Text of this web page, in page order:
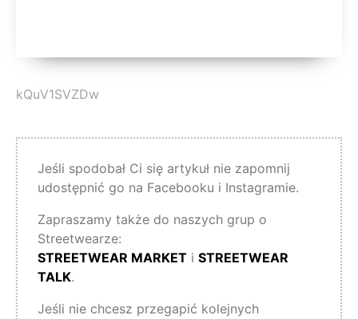
kQuV1SVZDw
Jeśli spodobał Ci się artykuł nie zapomnij
udostępnić go na Facebooku i Instagramie.
Zapraszamy także do naszych grup o
Streetwearze:
STREETWEAR MARKET i STREETWEAR
TALK.
Jeśli nie chcesz przegapić kolejnych